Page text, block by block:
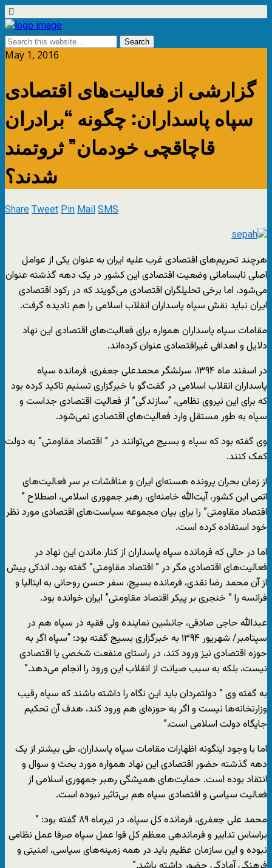
May 1, 2016
گزارشی از فعالیت‌های اقتصادی
سپاه پاسداران: چگونه “برادران
قاچاقچی خودمان” ثروتمند
شدند؟
ShareTweetPinMailSMS
هرچند تحریم‌های اقتصادی غرب علیه ایران به عنوان یکی از عوامل
اصلی نابسامانی وضعیت اقتصادی این کشور در یک دهه گذشته عنوان
می‌شود، اما برخی تحلیلگران اقتصادی می‌گویند که در رکود اقتصادی
ایران نباید نقش سپاه پاسداران انقلاب اسلامی را هم نادیده گرفت.
مقامات سپاه پاسداران همواره برای فعالیت‌های اقتصادی این نهاد
دلایل و اهدافی غیراقتصادی عنوان کرده‌اند.
در اسفند ماه ۱۳۹۴، سرلشگر محمدعلی جعفری، فرمانده سپاه
پاسداران انقلاب اسلامی در گفت‌گو با خبرگزاری تسنیم تاکید کرده بود
که برای این نیروی نظامی، “سازندگی” از فعالیت اقتصادی جداست و
سپاه به طور مستقل وارد فعالیت‌های اقتصادی نمی‌شود.
وی گفته بود که سپاه و بسیج می‌توانند در ” اقتصاد مقاومتی” به دولت
کمک کنند.
از زمان بحران پرونده هسته‌ای ایران و مناقشات بر سر فعالیت‌های
اتمی این کشور، آیت‌الله خامنه‌ای، رهبر جمهوری اسلامی، اصطلاح ”
اقتصاد مقاومتی” را برای بیان مجموعه سیاست‌های اقتصادی مورد نظر
خود استفاده کرده است.
اما در حالی که فرمانده سپاه پاسداران از کنار ماندن این نهاد در
فعالیت‌های اقتصادی مگر در ” اقتصاد مقاومتی” گفته بود، اندکی پیش
از آن محمد رضا نقدی، فرمانده بسیج، سفر حسن روحانی به ایتالیا و
فرانسه را ” خنجری بر پیکر اقتصاد مقاومتی” ایران خوانده بود.
عبدالله حاجی صادقی، جانشین نماینده ولی فقیه در سپاه هم در
سپتامبر/ شهریور ۱۳۹۴ به خبرگزاری بسیج گفته بود: “سپاه اگر به
حوزه اقتصادی نیز ورود کند، در راستای منفعت شخصی یا اقتصادی
نیست، بلکه به سبب صیانت از انقلاب این ورود را انجام می‌دهد.”
به گفته وی ” دولتمردان باید این نگاه را داشته باشند که سپاه رقیب
وزارتخانه‌ها نیست و اگر به حوزه‌ای هم ورود کند، هدف آن تحکیم
جایگاه دولت اسلامی است.”
اما با وجود اینگونه اظهارات مقامات سپاه پاسداران، طی بیشتر از یک
دهه گذشته حضور اقتصادی این نهاد همواره مورد بحث و سوال و
انتقاد بوده است. حمایت‌های همیشگی رهبر جمهوری اسلامی از
فعالیت سیاسی و اقتصادی سپاه هم بی‌تاثیر نبوده است.
محمد علی جعفری، فرمانده کل سپاه، در تیرماه ۸۹ گفته بود: ”
براساس تدابیر و فرماندهی معظم کل قوا عمل سپاه صرفا عمل نظامی
نبوده و این سازمان عظیم باید در همه زمینه‌های سیاسی، امنیتی و